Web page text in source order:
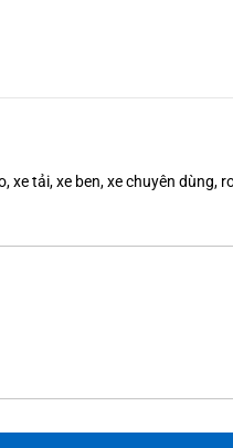
tải, xe ben, xe chuyên dùng,